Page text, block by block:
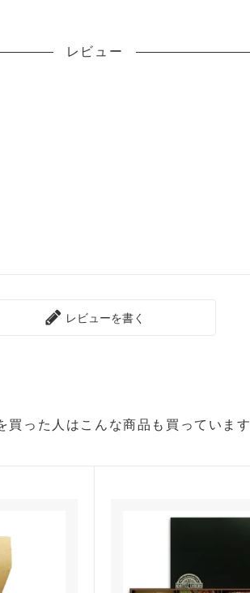
レビュー
レビューを書く
買った人は こんな商品も買っています